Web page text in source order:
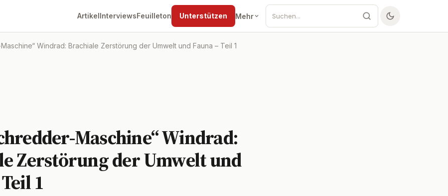
ArtikelInterviewsFeuilleton Unterstützen Mehr
Windrad: Brachiale Zerstörung der Umwelt und Fauna – Teil 1
Maschine“ Windrad:
Zerstörung der Umwelt und
1